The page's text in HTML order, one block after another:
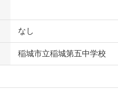
なし
稲城市立稲城第五中学校